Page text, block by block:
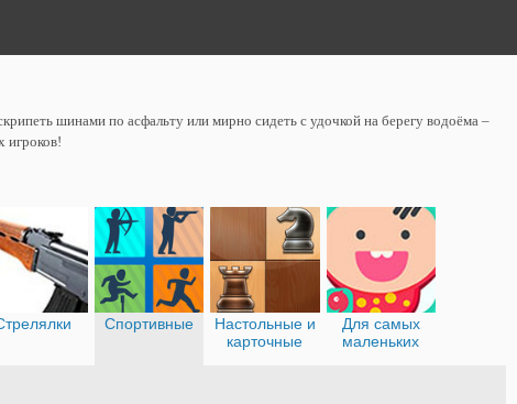
шинами по асфальту или мирно сидеть с удочкой на берегу водоёма –
игроков!
Спортивные
Настольные и
карточные
Для самых
маленьких